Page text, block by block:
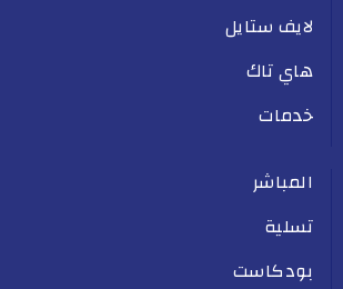
لايف ستايل
هاي تاك
خدمات
المباشر
تسلية
بودكاست